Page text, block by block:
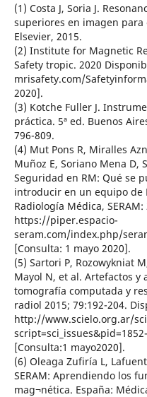
(1) Costa J, Soria J.
superiores en imagen
Elsevier, 2015.
(2) Institute for Magnetic
Safety tropic. 2020
mrisafety.com/
2020].
(3) Kotche Fuller J.
práctica. 5ª ed. Buenos
796-809.
(4) Mut Pons R, Miralles
Muñoz E, Soriano Mena D,
Seguridad en RM: Qué se
introducir en un equipo de
Radiología Médica,
https://piper.espacio-
seram.com/index.php/
[Consulta: 1 mayo 2020].
(5) Sartori P, Rozowykniat
Mayol N, et al. Artefactos
tomografía computada y
radiol 2015; 79:192-204.
http://www.scielo.org.ar/
[Consulta:1 mayo2020].
(6) Oleaga Zufiría L,
SERAM: Aprendiendo los
mag¬nética. España: